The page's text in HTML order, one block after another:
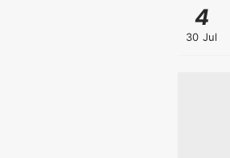
4
30 Jul